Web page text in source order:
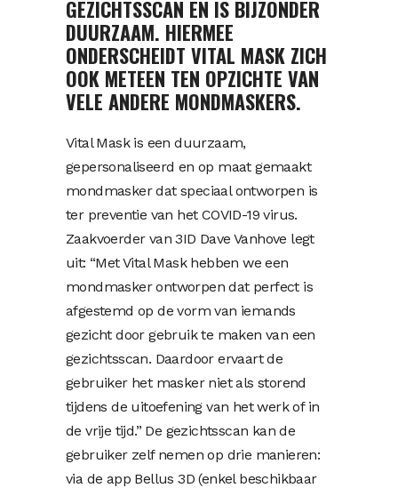
GEZICHTSSCAN EN IS BIJZONDER
DUURZAAM. HIERMEE
ONDERSCHEIDT VITAL MASK ZICH
OOK METEEN TEN OPZICHTE VAN
VELE ANDERE MONDMASKERS.
Vital Mask is een duurzaam,
gepersonaliseerd en op maat gemaakt
mondmasker dat speciaal ontworpen is
ter preventie van het COVID-19 virus.
Zaakvoerder van 3ID Dave Vanhove legt
uit: “Met Vital Mask hebben we een
mondmasker ontworpen dat perfect is
afgestemd op de vorm van iemands
gezicht door gebruik te maken van een
gezichtsscan. Daardoor ervaart de
gebruiker het masker niet als storend
tijdens de uitoefening van het werk of in
de vrije tijd.” De gezichtsscan kan de
gebruiker zelf nemen op drie manieren:
via de app Bellus 3D (enkel beschikbaar